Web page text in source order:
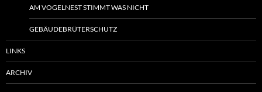
AM VOGELNEST STIMMT WAS NICHT
GEBÄUDEBRÜTERSCHUTZ
LINKS
ARCHIV